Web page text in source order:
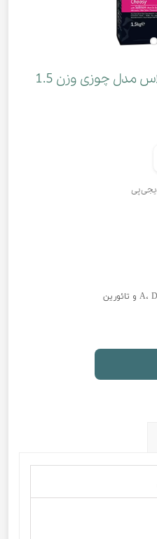
غذای خشک گربه رفلکس پلاس مدل چوزی وزن 1.5